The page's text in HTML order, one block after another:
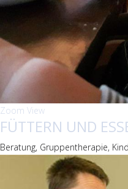
Zoom View
FÜTTERN UND
Beratung, Gruppentherapie,